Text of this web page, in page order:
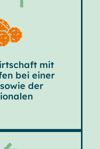
mit
bei einer
der